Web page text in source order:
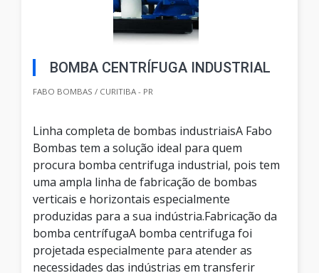
BOMBA CENTRÍFUGA INDUSTRIAL
FABO BOMBAS / CURITIBA - PR
Linha completa de bombas industriaisA Fabo
Bombas tem a solução ideal para quem
procura bomba centrifuga industrial, pois tem
uma ampla linha de fabricação de bombas
verticais e horizontais especialmente
produzidas para a sua indústria.Fabricação da
bomba centrífugaA bomba centrifuga foi
projetada especialmente para atender as
necessidades das indústrias em transferir